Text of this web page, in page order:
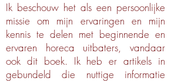
Ik beschouw het als een persoonlijke
missie om mijn ervaringen en mijn
kennis te delen met beginnende en
ervaren horeca uitbaters, vandaar
ook dit boek. Ik heb er artikels in
gebundeld die nuttige informatie